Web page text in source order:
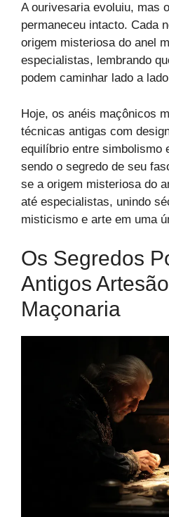
A ourivesaria evoluiu, mas
permaneceu intacto. Cada
origem misteriosa do anel
especialistas, lembrando
podem caminhar lado a
Hoje, os anéis maçônicos
técnicas antigas com
equilíbrio entre simbolismo
sendo o segredo de seu
se a origem misteriosa do
até especialistas, unindo
misticismo e arte em uma
Os Segredos
Antigos
Maçonaria